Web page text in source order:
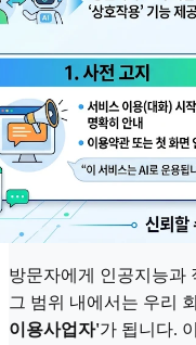
방문자에게 인공지능과
그 범위 내에서는 우리
이용사업자'가 됩니다.